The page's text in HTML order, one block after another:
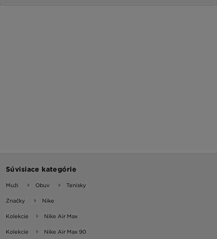
Súvisiace kategórie
Muži Obuv Tenisky
Značky Nike
Kolekcie Nike Air Max
Kolekcie Nike Air Max 90